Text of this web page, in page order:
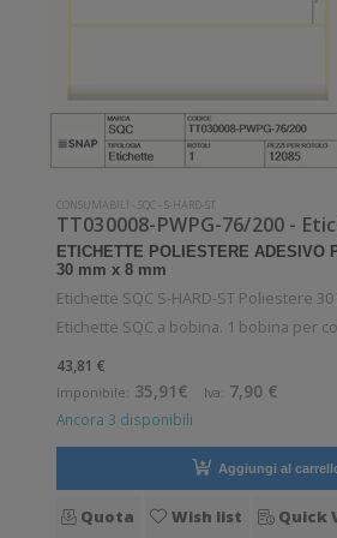
CONSUMABILI -SQC -S-HARD-ST
ETICHETTE POLIESTERE ADESIVO
30 mm x 8 mm
Etichette SQC S-HARD-ST Poliestere
Etichette SQC a bobina. 1 bobina per
etichette per bobina. Etichette in
permanente. Diametro interno: 76 mm.
200 mm. Tipo: Supporto di stampa
43,81 €
Imponibile: 35,91€ Iva: 7,90 €
Ancora 3 disponibili
Aggiungi al
Quota Wish list Quick